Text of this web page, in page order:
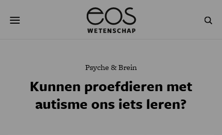
naar
NATUURWETENSCHAPPEN GESCHIEDENIS
Psyche & Brein
Kunnen proefdieren met
autisme ons iets leren?